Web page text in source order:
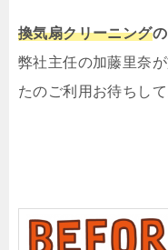
換気扇クリーニング
弊社主任の加藤里奈
たのご利用お待ちして